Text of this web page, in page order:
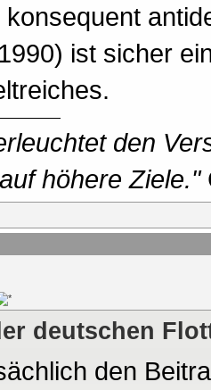
ist sicher
den
höhere Ziele."
deutschen
den